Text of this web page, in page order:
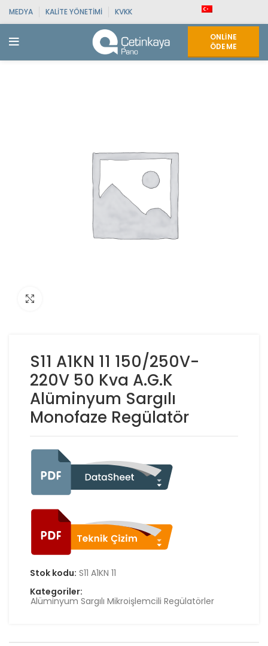
MEDYA KALITE YÖNETIMI KVKK
ONLINE
ÖDEME
S11 A1KN 11 150/250V-
220V 50 Kva A.G.K
Alüminyum Sargılı
Monofaze Regülatör
Stok kodu: S11 A1KN 11
Kategoriler:
Alüminyum Sargılı Mikroişlemcili Regülatörler